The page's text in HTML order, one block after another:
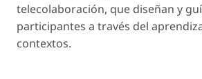
telecolaboración, que diseñan y
participantes a través del
contextos.